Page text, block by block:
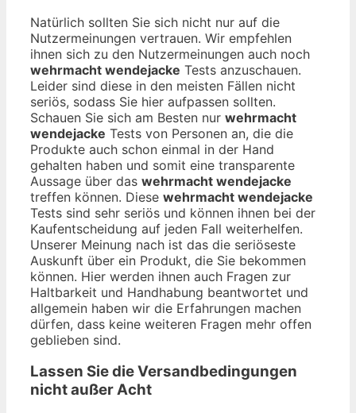
Natürlich sollten Sie sich nicht nur auf die
Nutzermeinungen vertrauen. Wir empfehlen
ihnen sich zu den Nutzermeinungen auch noch
wehrmacht wendejacke Tests anzuschauen.
Leider sind diese in den meisten Fällen nicht
seriös, sodass Sie hier aufpassen sollten.
Schauen Sie sich am Besten nur wehrmacht
wendejacke Tests von Personen an, die die
Produkte auch schon einmal in der Hand
gehalten haben und somit eine transparente
Aussage über das wehrmacht wendejacke
treffen können. Diese wehrmacht wendejacke
Tests sind sehr seriös und können ihnen bei der
Kaufentscheidung auf jeden Fall weiterhelfen.
Unserer Meinung nach ist das die seriöseste
Auskunft über ein Produkt, die Sie bekommen
können. Hier werden ihnen auch Fragen zur
Haltbarkeit und Handhabung beantwortet und
allgemein haben wir die Erfahrungen machen
dürfen, dass keine weiteren Fragen mehr offen
geblieben sind.
Lassen Sie die Versandbedingungen
nicht außer Acht